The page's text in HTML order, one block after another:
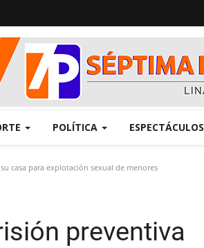
POLÍTICA ESPECTÁCULOS
casa para explotación sexual de menores
preventiva